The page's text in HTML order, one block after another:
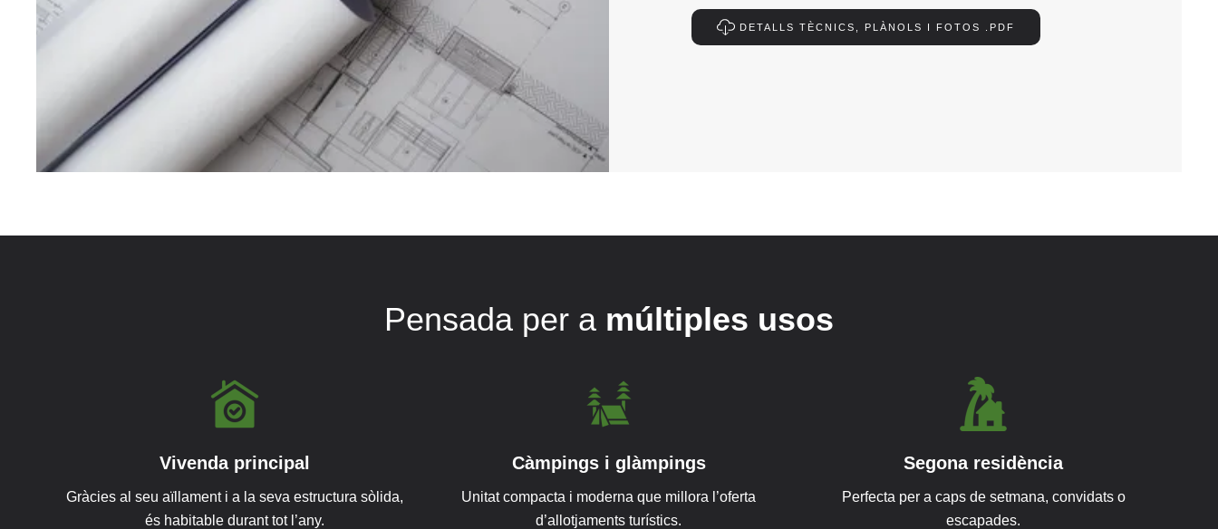
DETALLS TÈCNICS, PLÀNOLS I FOTOS .PDF
Pensada per a múltiples usos
Vivenda principal
Gràcies al seu aïllament i a la seva estructura sòlida,
és habitable durant tot l’any.
Càmpings i glàmpings
Unitat compacta i moderna que millora l’oferta
d’allotjaments turístics.
Segona residència
Perfecta per a caps de setmana, convidats o
escapades.